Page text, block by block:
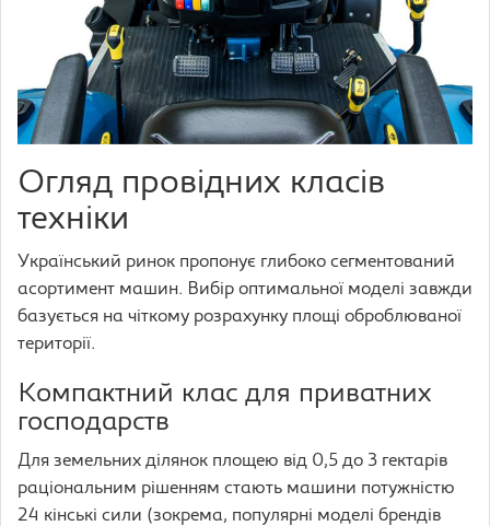
Огляд провідних класів
техніки
Український ринок пропонує глибоко сегментований
асортимент машин. Вибір оптимальної моделі завжди
базується на чіткому розрахунку площі оброблюваної
території.
Компактний клас для приватних
господарств
Для земельних ділянок площею від 0,5 до 3 гектарів
раціональним рішенням стають машини потужністю
24 кінські сили (зокрема, популярні моделі брендів